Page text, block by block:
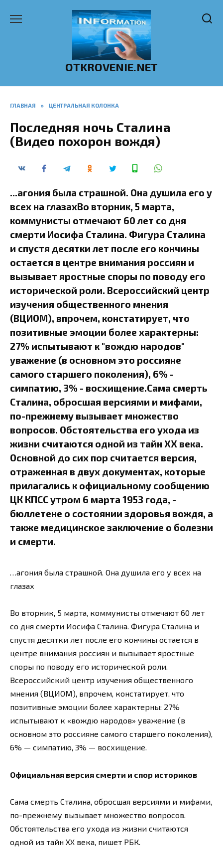
OTKROVENIE.NET
ГЛАВНАЯ » ЦЕНТРАЛЬНАЯ КОЛОНКА
Последняя ночь Сталина
(Видео похорон вождя)
...агония была страшной. Она душила его у
всех на глазахВо вторник, 5 марта,
коммунисты отмечают 60 лет со дня
смерти Иосифа Сталина. Фигура Сталина
и спустя десятки лет после его кончины
остается в центре внимания россиян и
вызывает яростные споры по поводу его
исторической роли. Всероссийский центр
изучения общественного мнения
(ВЦИОМ), впрочем, констатирует, что
позитивные эмоции более характерны:
27% испытывают к "вождю народов"
уважение (в основном это россияне
самого старшего поколения), 6% -
симпатию, 3% - восхищение.Сама смерть
Сталина, обросшая версиями и мифами,
по-прежнему вызывает множество
вопросов. Обстоятельства его ухода из
жизни считаются одной из тайн XX века.
Основной до сих пор считается версия,
отраженная в двух документах, которые
прилагались к официальному сообщению
ЦК КПСС утром 6 марта 1953 года, -
бюллетене о состоянии здоровья вождя, а
также медицинское заключение о болезни
и смерти.
…агония была страшной. Она душила его у всех на
глазах
Во вторник, 5 марта, коммунисты отмечают 60 лет
со дня смерти Иосифа Сталина. Фигура Сталина и
спустя десятки лет после его кончины остается в
центре внимания россиян и вызывает яростные
споры по поводу его исторической роли.
Всероссийский центр изучения общественного
мнения (ВЦИОМ), впрочем, констатирует, что
позитивные эмоции более характерны: 27%
испытывают к «вождю народов» уважение (в
основном это россияне самого старшего поколения),
6% — симпатию, 3% — восхищение.
Официальная версия смерти и спор историков
Сама смерть Сталина, обросшая версиями и мифами,
по-прежнему вызывает множество вопросов.
Обстоятельства его ухода из жизни считаются
одной из тайн XX века, пишет РБК.